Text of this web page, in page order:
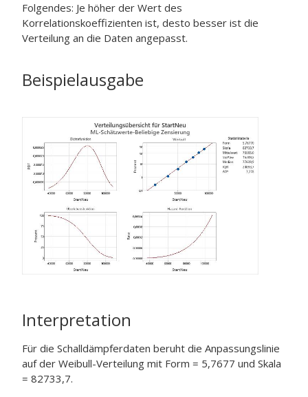
Folgendes: Je höher der Wert des
Korrelationskoeffizienten ist, desto besser ist die
Verteilung an die Daten angepasst.
Beispielausgabe
Interpretation
Für die Schalldämpferdaten beruht die Anpassungslinie
auf der Weibull-Verteilung mit Form = 5,7677 und Skala
= 82733,7.